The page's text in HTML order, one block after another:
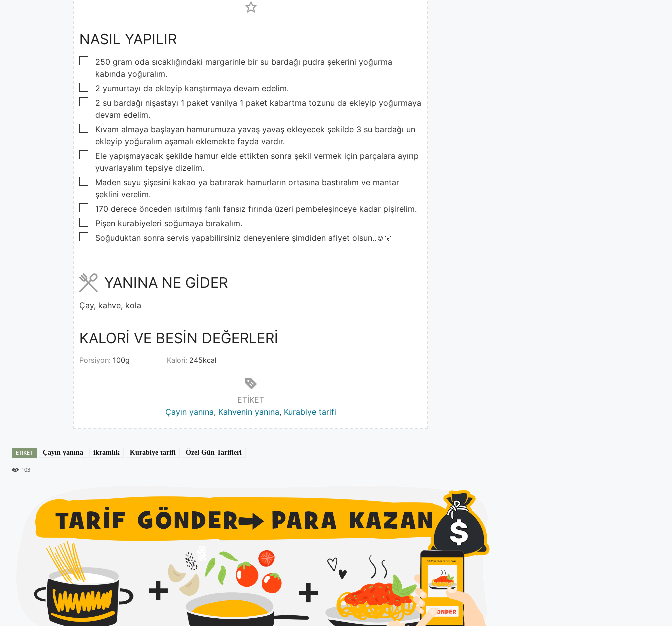
NASIL YAPILIR
▢
250 gram oda sıcaklığındaki margarinle bir su bardağı pudra şekerini yoğurma
kabında yoğuralım.
▢
2 yumurtayı da ekleyip karıştırmaya devam edelim.
▢
2 su bardağı nişastayı 1 paket vanilya 1 paket kabartma tozunu da ekleyip yoğurmaya
devam edelim.
▢
Kıvam almaya başlayan hamurumuza yavaş yavaş ekleyecek şekilde 3 su bardağı un
ekleyip yoğuralım aşamalı eklemekte fayda vardır.
▢
Ele yapışmayacak şekilde hamur elde ettikten sonra şekil vermek için parçalara ayırıp
yuvarlayalım tepsiye dizelim.
▢
Maden suyu şişesini kakao ya batırarak hamurların ortasına bastıralım ve mantar
şeklini verelim.
▢
170 derece önceden ısıtılmış fanlı fansız fırında üzeri pembeleşinceye kadar pişirelim.
▢
Pişen kurabiyeleri soğumaya bırakalım.
▢
Soğuduktan sonra servis yapabilirsiniz deneyenlere şimdiden afiyet olsun..☺️🌹
YANINA NE GİDER
Çay, kahve, kola
KALORİ VE BESİN DEĞERLERİ
Porsiyon: 100g Kalori: 245kcal
ETIKET
Çayın yanına, Kahvenin yanına, Kurabiye tarifi
ETIKET Çayın yanına ikramlık Kurabiye tarifi Özel Gün Tarifleri
103